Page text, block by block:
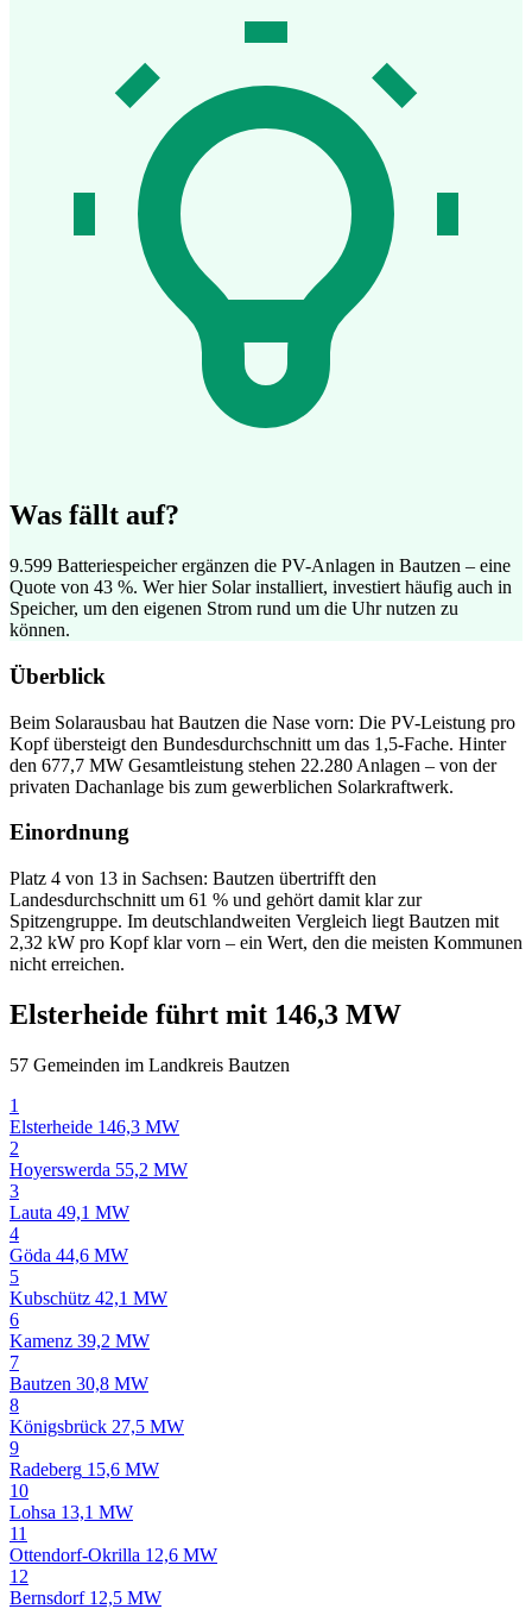
Was fällt auf?
9.599 Batteriespeicher ergänzen die PV-Anlagen in Bautzen – eine
Quote von 43 %. Wer hier Solar installiert, investiert häufig auch in
Speicher, um den eigenen Strom rund um die Uhr nutzen zu
können.
Überblick
Beim Solarausbau hat Bautzen die Nase vorn: Die PV-Leistung pro
Kopf übersteigt den Bundesdurchschnitt um das 1,5-Fache. Hinter
den 677,7 MW Gesamtleistung stehen 22.280 Anlagen – von der
privaten Dachanlage bis zum gewerblichen Solarkraftwerk.
Einordnung
Platz 4 von 13 in Sachsen: Bautzen übertrifft den
Landesdurchschnitt um 61 % und gehört damit klar zur
Spitzengruppe. Im deutschlandweiten Vergleich liegt Bautzen mit
2,32 kW pro Kopf klar vorn – ein Wert, den die meisten Kommunen
nicht erreichen.
Elsterheide führt mit 146,3 MW
57 Gemeinden im Landkreis Bautzen
1
Elsterheide 146,3 MW
2
Hoyerswerda 55,2 MW
3
Lauta 49,1 MW
4
Göda 44,6 MW
5
Kubschütz 42,1 MW
6
Kamenz 39,2 MW
7
Bautzen 30,8 MW
8
Königsbrück 27,5 MW
9
Radeberg 15,6 MW
10
Lohsa 13,1 MW
11
Ottendorf-Okrilla 12,6 MW
12
Bernsdorf 12,5 MW